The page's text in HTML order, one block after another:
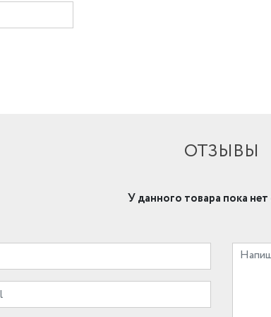
ОТЗЫВЫ
У данного товара пока